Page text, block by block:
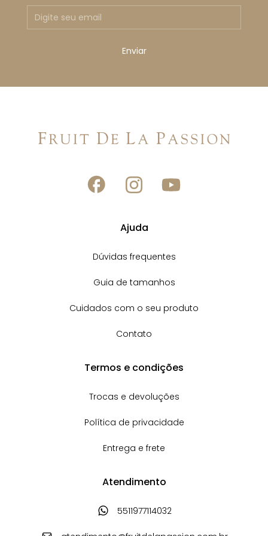
Ajuda
Dúvidas frequentes
Guia de tamanhos
Cuidados com o seu produto
Contato
Termos e condições
Trocas e devoluções
Política de privacidade
Entrega e frete
Atendimento
5511977114032